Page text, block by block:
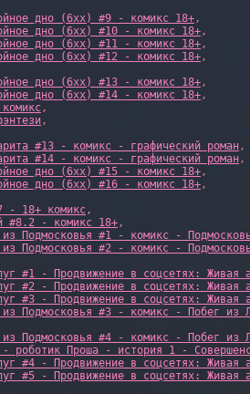
дно (6xx) #9 - комикс 18+,
дно (6xx) #10 - комикс 18+,
дно (6xx) #11 - комикс 18+,
дно (6xx) #12 - комикс 18+,
дно (6xx) #13 - комикс 18+,
дно (6xx) #14 - комикс 18+,
,
,
#13 - комикс - графический роман,
#14 - комикс - графический роман,
дно (6xx) #15 - комикс 18+,
дно (6xx) #16 - комикс 18+,
- 18+ комикс,
#8.2 - комикс 18+,
из Подмосковья #1 - комикс -
из Подмосковья #2 - комикс -
#1 - Продвижение в соцсетях: Живая
#2 - Продвижение в соцсетях: Живая
#3 - Продвижение в соцсетях: Живая
из Подмосковья #3 - комикс - Побег из
из Подмосковья #4 - комикс - Побег из
- роботик Проша - история 1 -
#4 - Продвижение в соцсетях: Живая
#5 - Продвижение в соцсетях: Живая